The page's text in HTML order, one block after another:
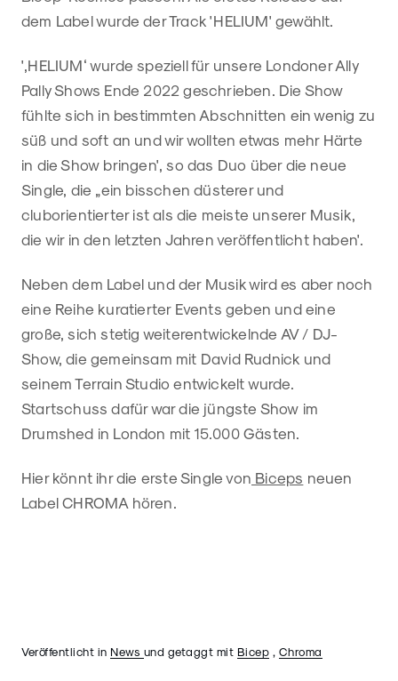
dem Label wurde der Track 'HELIUM' gewählt.
'‚HELIUM‘ wurde speziell für unsere Londoner Ally
Pally Shows Ende 2022 geschrieben. Die Show
fühlte sich in bestimmten Abschnitten ein wenig zu
süß und soft an und wir wollten etwas mehr Härte
in die Show bringen', so das Duo über die neue
Single, die „ein bisschen düsterer und
cluborientierter ist als die meiste unserer Musik,
die wir in den letzten Jahren veröffentlicht haben'.
Neben dem Label und der Musik wird es aber noch
eine Reihe kuratierter Events geben und eine
große, sich stetig weiterentwickelnde AV / DJ-
Show, die gemeinsam mit David Rudnick und
seinem Terrain Studio entwickelt wurde.
Startschuss dafür war die jüngste Show im
Drumshed in London mit 15.000 Gästen.
Hier könnt ihr die erste Single von Biceps neuen
Label CHROMA hören.
Veröffentlicht in News und getaggt mit Bicep Chroma